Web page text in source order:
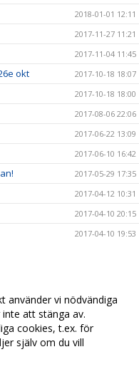
2018-01-01 12:11
2017-11-27 11:21
2017-11-04 11:45
okt 2017-10-18 18:07
2017-10-18 18:00
2017-08-06 22:06
2017-06-22 13:09
2017-06-10 16:42
2017-05-29 17:35
2017-04-12 10:31
2017-04-10 20:15
2017-04-10 19:53
använder vi nödvändiga
att stänga av.
cookies, t.ex. för
själv om du vill